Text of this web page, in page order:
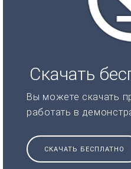
Скачать
Вы можете скачать
работать в
СКАЧАТЬ БЕСПЛАТНО